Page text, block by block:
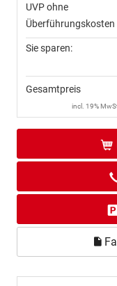
UVP ohne
Überführungskosten
Sie sparen:
Gesamtpreis
incl. 19%